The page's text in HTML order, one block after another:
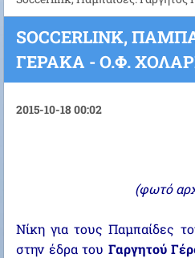
SOCCERLINK,
ΓΈΡΑΚΑ - Ο.Φ.
2015-10-18 00:02
(φωτό
Νίκη για τους Παμπαίδες
στην έδρα του Γαργητού